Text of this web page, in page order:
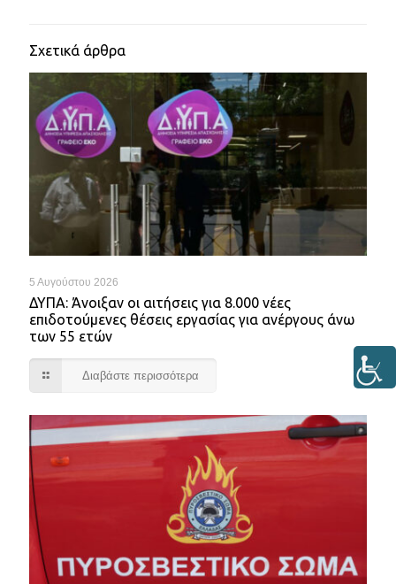
Σχετικά άρθρα
5 Αυγούστου 2026
ΔΥΠΑ: Άνοιξαν οι αιτήσεις για 8.000 νέες
επιδοτούμενες θέσεις εργασίας για ανέργους άνω
των 55 ετών
Διαβάστε περισσότερα